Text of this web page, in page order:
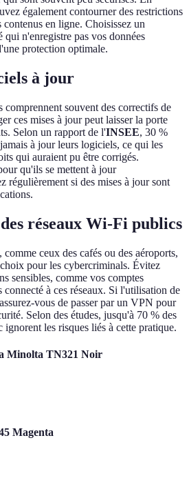
également contourner des restrictions
contenus en ligne. Choisissez un
n'enregistre pas vos données
protection optimale.
à jour
souvent des correctifs de
ces mises à jour peut laisser la porte
Selon un rapport de l'INSEE, 30 %
à jour leurs logiciels, ce qui les
qui auraient pu être corrigés.
qu'ils se mettent à jour
régulièrement si des mises à jour sont
réseaux Wi-Fi publics
ceux des cafés ou des aéroports,
pour les cybercriminals. Évitez
sensibles, comme vos comptes
connecté à ces réseaux. Si l'utilisation de
vous de passer par un VPN pour
Selon des études, jusqu'à 70 % des
les risques liés à cette pratique.
Minolta TN321 Noir
Magenta